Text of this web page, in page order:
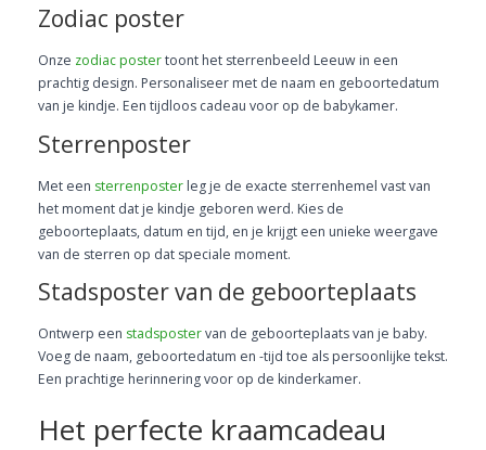
Zodiac poster
Onze zodiac postertoont het sterrenbeeld Leeuw in een
prachtig design. Personaliseer met de naam en geboortedatum
van je kindje. Een tijdloos cadeau voor op de babykamer.
Sterrenposter
Met een sterrenposter leg je de exacte sterrenhemel vast van
het moment dat je kindje geboren werd. Kies de
geboorteplaats, datum en tijd, en je krijgt een unieke weergave
van de sterren op dat speciale moment.
Stadsposter van de geboorteplaats
Ontwerp een stadspostervan de geboorteplaats van je baby.
Voeg de naam, geboortedatum en -tijd toe als persoonlijke tekst.
Een prachtige herinnering voor op de kinderkamer.
Het perfecte kraamcadeau